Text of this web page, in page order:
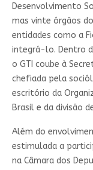
Desenvolvimento
mas vinte órgãos
entidades como a
integrá-lo. Dentro
o GTI coube à
chefiada pela
escritório da
Brasil e da divisão
Além do
estimulada a
na Câmara dos